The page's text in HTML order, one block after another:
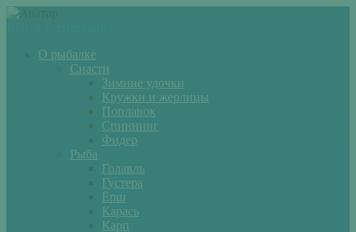
О рыбалке
Снасти
Зимние удочки
Кружки и жерлицы
Поплавок
Спиннинг
Фидер
Рыба
Голавль
Густера
Ёрш
Карась
Карп